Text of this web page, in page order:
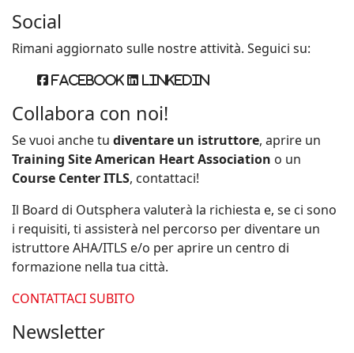
Social
Rimani aggiornato sulle nostre attività. Seguici su:
Facebook Linkedin
Collabora con noi!
Se vuoi anche tu diventare un istruttore, aprire un
Training Site American Heart Association o un
Course Center ITLS, contattaci!
Il Board di Outsphera valuterà la richiesta e, se ci sono
i requisiti, ti assisterà nel percorso per diventare un
istruttore AHA/ITLS e/o per aprire un centro di
formazione nella tua città.
CONTATTACI SUBITO
Newsletter